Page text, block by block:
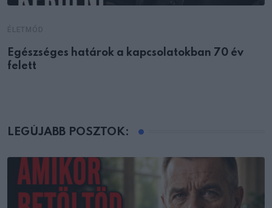
Egészséges határok a kapcsolatokban 70 év
felett
LEGÚJABB POSZTOK: